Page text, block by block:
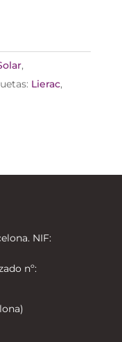
,
Lierac,
NIF:
nº: